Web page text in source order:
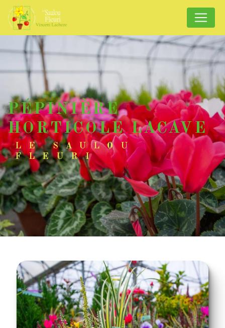
PÉPINIÈRE
HORTICOLE LACAVE
LE SAULOU
FLEURI
Panneau de gestion des cookies